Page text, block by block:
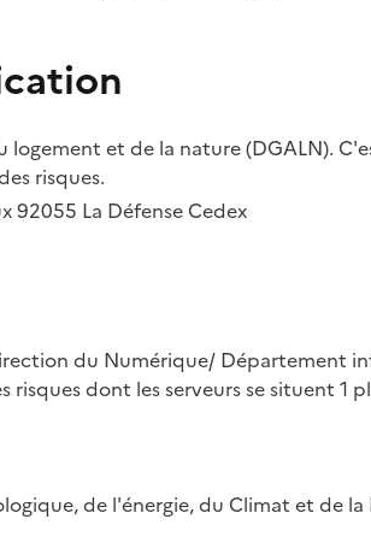
et de la nature (DGALN).
risques.
92055 La Défense Cedex
du Numérique/ Département
dont les serveurs se situent 1
de l'énergie, du Climat et de